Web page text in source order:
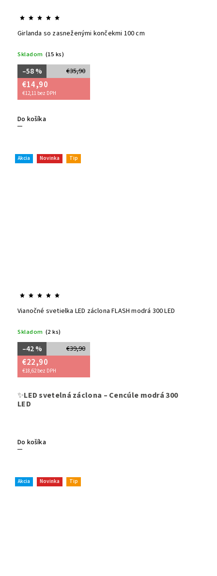
Girlanda so zasneženými končekmi 100 cm
Skladom (15 ks)
€35,90
–58 %
€14,90
€12,11 bez DPH
Do košíka
Akcia Novinka Tip
Vianočné svetielka LED záclona FLASH modrá 300 LED
Skladom (2 ks)
€39,90
–42 %
€22,90
€18,62 bez DPH
Do košíka
✨LED svetelná záclona – Cencúle modrá 300
LED
Akcia Novinka Tip